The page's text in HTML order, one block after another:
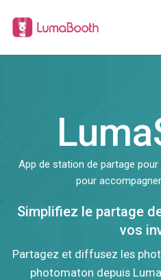
App de station de partage
pour
Simplifiez le partage
vos
Partagez et diffusez les
photomaton depuis